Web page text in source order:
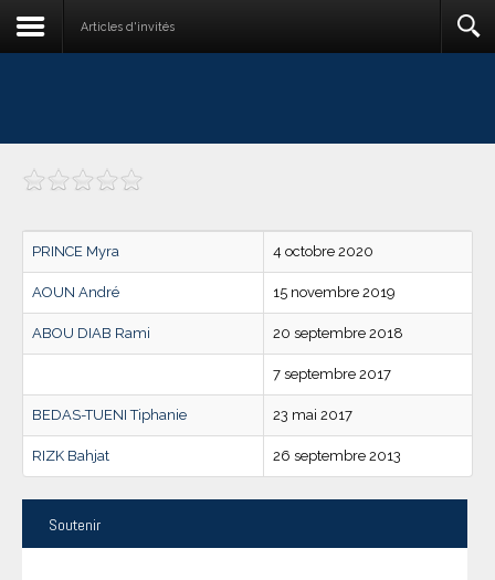
Articles d'invités
PRINCE Myra 4 octobre 2020
AOUN André 15 novembre 2019
ABOU DIAB Rami 20 septembre 2018
7 septembre 2017
BEDAS-TUENI Tiphanie 23 mai 2017
RIZK Bahjat 26 septembre 2013
Soutenir